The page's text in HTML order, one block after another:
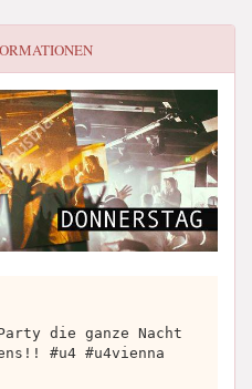
die ganze Nacht
#u4 #u4vienna